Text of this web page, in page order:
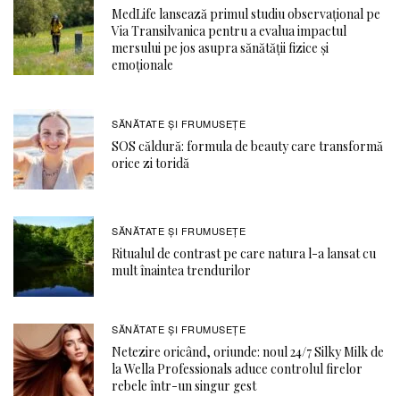
MedLife lansează primul studiu observațional pe
Via Transilvanica pentru a evalua impactul
mersului pe jos asupra sănătății fizice și
emoționale
SĂNĂTATE ŞI FRUMUSEȚE
SOS căldură: formula de beauty care transformă
orice zi toridă
SĂNĂTATE ŞI FRUMUSEȚE
Ritualul de contrast pe care natura l-a lansat cu
mult înaintea trendurilor
SĂNĂTATE ŞI FRUMUSEȚE
Netezire oricând, oriunde: noul 24/7 Silky Milk de
la Wella Professionals aduce controlul firelor
rebele într-un singur gest